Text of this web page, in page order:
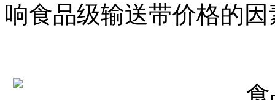
响食品级输送带价格的因